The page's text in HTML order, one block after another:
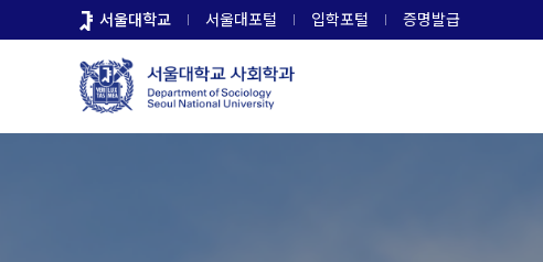
로
서울대학교 서울대포털 입학포털 증명발급